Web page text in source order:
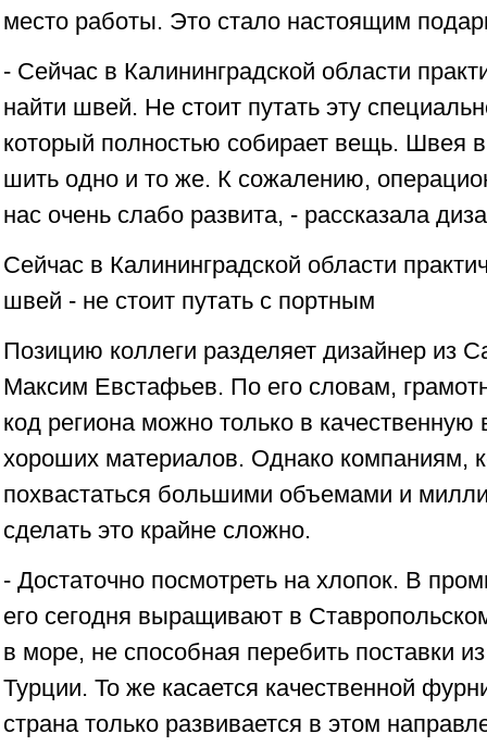
место работы. Это стало настоящим
- Сейчас в Калининградской области
найти швей. Не стоит путать эту
который полностью собирает вещь. Швея
шить одно и то же. К сожалению,
нас очень слабо развита, - рассказала
Сейчас в Калининградской области
швей - не стоит путать с портным
Позицию коллеги разделяет дизайнер из
Максим Евстафьев. По его словам,
код региона можно только в
хороших материалов. Однако компаниям,
похвастаться большими объемами и
сделать это крайне сложно.
- Достаточно посмотреть на хлопок. В
его сегодня выращивают в
в море, не способная перебить поставки
Турции. То же касается качественной
страна только развивается в этом